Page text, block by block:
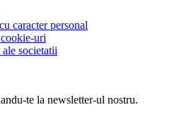
caracter personal
uri
societatii
te la newsletter-ul nostru.